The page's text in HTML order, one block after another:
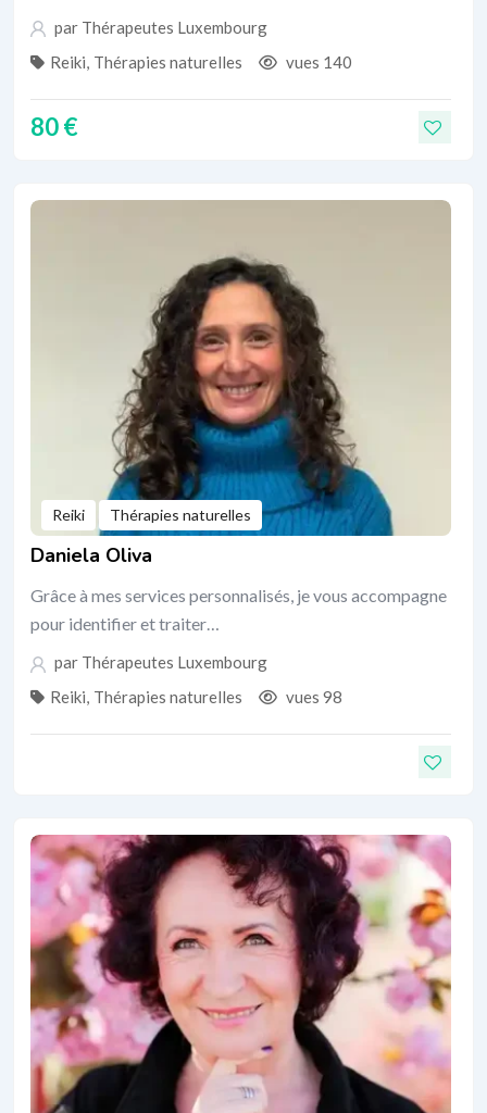
par Thérapeutes Luxembourg
Reiki, Thérapies naturelles vues 140
80€
Reiki Thérapies naturelles
Daniela Oliva
Grâce à mes services personnalisés, je vous accompagne
pour identifier et traiter…
par Thérapeutes Luxembourg
Reiki, Thérapies naturelles vues 98